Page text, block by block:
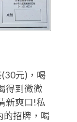
元)，喝
得到微微
新爽口!私
的招牌，喝